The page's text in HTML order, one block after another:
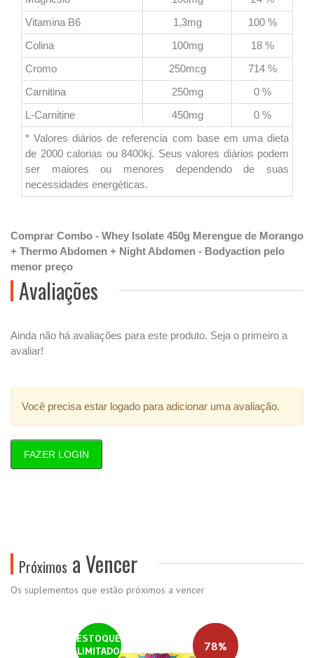
Vitamina B6
1,3mg
100 %
Colina
100mg
18 %
Cromo
250mcg
714 %
Carnitina
250mg
0 %
L-Carnitine
450mg
0 %
* Valores diários de referencia com base em uma dieta
de 2000 calorias ou 8400kj. Seus valores diários podem
ser maiores ou menores dependendo de suas
necessidades energéticas.
Comprar Combo - Whey Isolate 450g Merengue de Morango
+ Thermo Abdomen + Night Abdomen - Bodyaction pelo
menor preço
Avaliações
Ainda não há avaliações para este produto. Seja o primeiro a
avaliar!
Você precisa estar logado para adicionar uma avaliação.
FAZER LOGIN
Próximos a Vencer
Os suplementos que estão próximos a vencer
ESTOQUE
LIMITADO
78%